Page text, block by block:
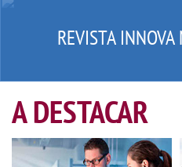
REVISTA INNOVA
A DESTACAR